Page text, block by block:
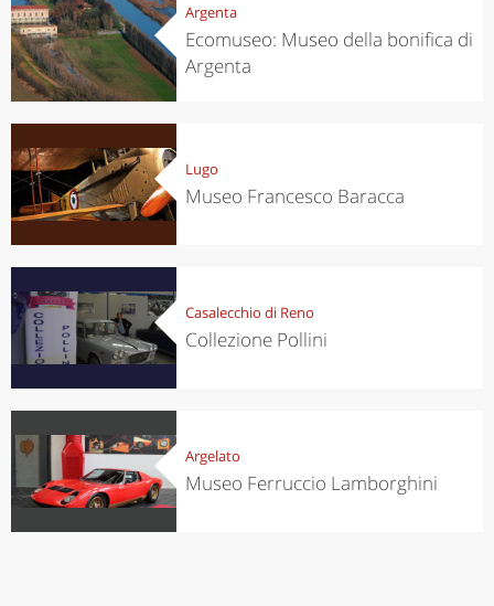
Argenta
Ecomuseo: Museo della bonifica di
Argenta
Lugo
Museo Francesco Baracca
Casalecchio di Reno
Collezione Pollini
Argelato
Museo Ferruccio Lamborghini